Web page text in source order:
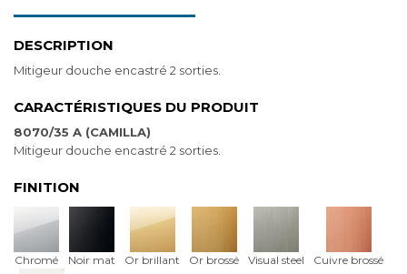
DESCRIPTION
Mitigeur douche encastré 2 sorties.
CARACTÉRISTIQUES DU PRODUIT
8070/35 A (CAMILLA)
Mitigeur douche encastré 2 sorties.
FINITION
Chromé Noir mat Or brillant Or brossé Visual steel Cuivre brossé